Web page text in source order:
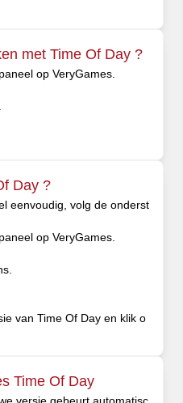
met Time Of Day ?
op VeryGames.
Day ?
eenvoudig, volg de onderst
op VeryGames.
van Time Of Day en klik o
Time Of Day